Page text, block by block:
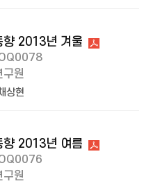
향 2013년 겨울
구원
상현
향 2013년 여름
구원